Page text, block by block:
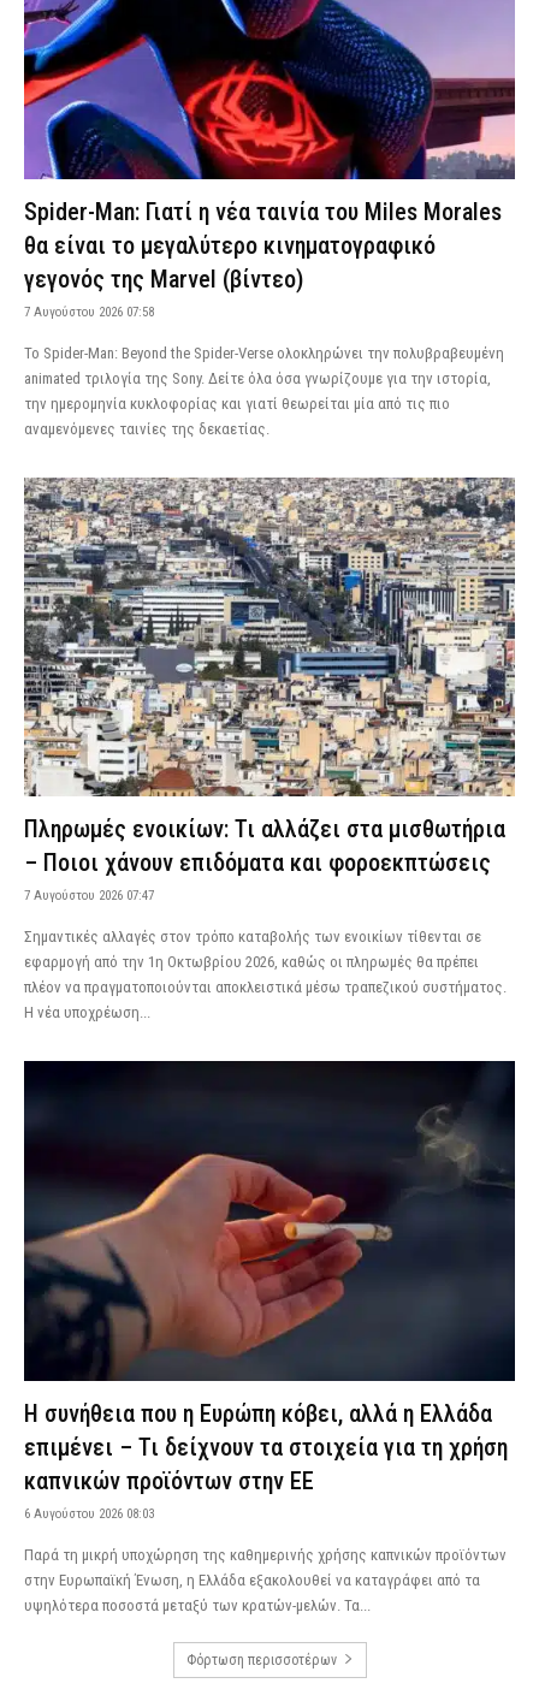
Spider-Man: Γιατί η νέα ταινία του Miles Morales
θα είναι το μεγαλύτερο κινηματογραφικό
γεγονός της Marvel (βίντεο)
7 Αυγούστου 2026 07:58
Το Spider-Man: Beyond the Spider-Verse ολοκληρώνει την πολυβραβευμένη
animated τριλογία της Sony. Δείτε όλα όσα γνωρίζουμε για την ιστορία,
την ημερομηνία κυκλοφορίας και γιατί θεωρείται μία από τις πιο
αναμενόμενες ταινίες της δεκαετίας.
Πληρωμές ενοικίων: Τι αλλάζει στα μισθωτήρια
– Ποιοι χάνουν επιδόματα και φοροεκπτώσεις
7 Αυγούστου 2026 07:47
Σημαντικές αλλαγές στον τρόπο καταβολής των ενοικίων τίθενται σε
εφαρμογή από την 1η Οκτωβρίου 2026, καθώς οι πληρωμές θα πρέπει
πλέον να πραγματοποιούνται αποκλειστικά μέσω τραπεζικού συστήματος.
Η νέα υποχρέωση...
Η συνήθεια που η Ευρώπη κόβει, αλλά η Ελλάδα
επιμένει – Τι δείχνουν τα στοιχεία για τη χρήση
καπνικών προϊόντων στην ΕΕ
6 Αυγούστου 2026 08:03
Παρά τη μικρή υποχώρηση της καθημερινής χρήσης καπνικών προϊόντων
στην Ευρωπαϊκή Ένωση, η Ελλάδα εξακολουθεί να καταγράφει από τα
υψηλότερα ποσοστά μεταξύ των κρατών-μελών. Τα...
Φόρτωση περισσοτέρων